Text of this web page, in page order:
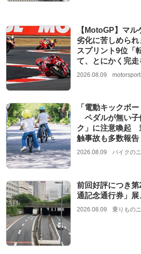
【MotoGP】マ
劣化に苦しめられ
スプリント9位「
て、とにかく完走
2026.08.09
「電動キックボ
ペダルが無い子
ク」に注意喚起
触事故も多数報告
2026.08.09 バイクの
前回好評につき
通記念通行券」
2026.08.09 乗りもの